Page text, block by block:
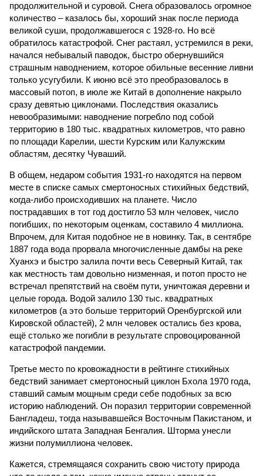
продолжительной и суровой. Снега образовалось огромное
количество – казалось бы, хороший знак после периода
великой суши, продолжавшегося с 1928-го. Но всё
обратилось катастрофой. Снег растаял, устремился в реки,
начался небывалый паводок, быстро обернувшийся
страшным наводнением, которое обильные весенние ливни
только усугубили. К июню всё это преобразовалось в
массовый потоп, в июле же Китай в дополнение накрыло
сразу девятью циклонами. Последствия оказались
невообразимыми: наводнение погребло под собой
территорию в 180 тыс. квадратных километров, что равно
по площади Карелии, шести Курским или Калужским
областям, десятку Чуваший.
В общем, недаром события 1931-го находятся на первом
месте в списке самых смертоносных стихийных бедствий,
когда-либо происходивших на планете. Число
пострадавших в тот год достигло 53 млн человек, число
погибших, по некоторым оценкам, составило 4 миллиона.
Впрочем, для Китая подобное не в новинку. Так, в сентябре
1887 года вода прорвала многочисленные дамбы на реке
Хуанхэ и быстро залила почти весь Северный Китай, так
как местность там довольно низменная, и потоп просто не
встречал препятствий на своём пути, уничтожая деревни и
целые города. Водой залило 130 тыс. квадратных
километров (а это больше территорий Оренбургской или
Кировской областей), 2 млн человек остались без крова,
ещё столько же погибли в результате спровоцированной
катастрофой пандемии.
Третье место по кровожадности в рейтинге стихийных
бедствий занимает смертоносный циклон Бхола 1970 года,
ставший самым мощным среди себе подобных за всю
историю наблюдений. Он поразил территории современной
Бангладеш, тогда называвшейся Восточным Пакистаном, и
индийского штата Западная Бенгалия. Шторма унесли
жизни полумиллиона человек.
Кажется, стремящаяся сохранить свою чистоту природа